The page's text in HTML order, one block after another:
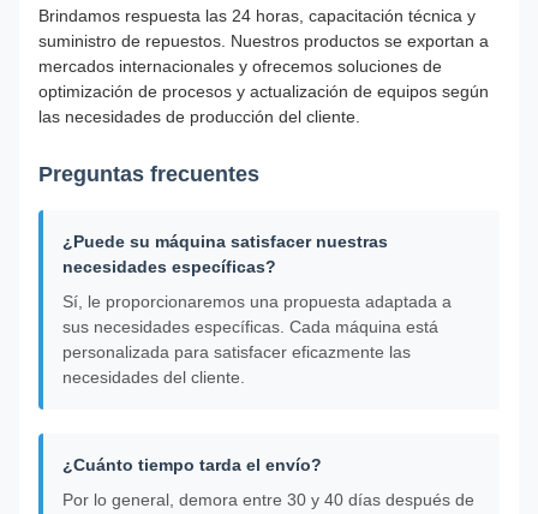
Brindamos respuesta las 24 horas, capacitación técnica y
suministro de repuestos. Nuestros productos se exportan a
mercados internacionales y ofrecemos soluciones de
optimización de procesos y actualización de equipos según
las necesidades de producción del cliente.
Preguntas frecuentes
¿Puede su máquina satisfacer nuestras
necesidades específicas?
Sí, le proporcionaremos una propuesta adaptada a
sus necesidades específicas. Cada máquina está
personalizada para satisfacer eficazmente las
necesidades del cliente.
¿Cuánto tiempo tarda el envío?
Por lo general, demora entre 30 y 40 días después de